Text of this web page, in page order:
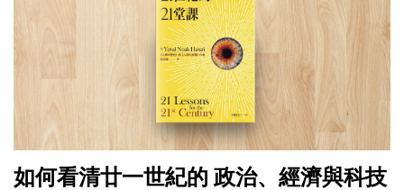
如何看清廿一世紀的 政治、經濟與科技